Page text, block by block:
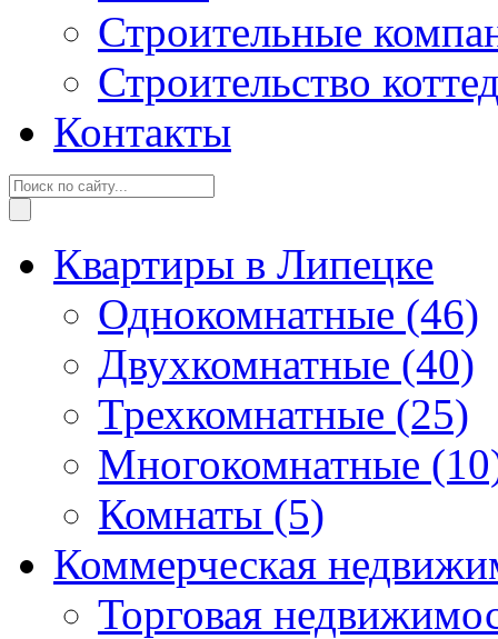
Строительные
Строительство
Контакты
Квартиры в Липецке
Однокомнатные (46)
Двухкомнатные (40)
Трехкомнатные (25)
Многокомнатные
Комнаты (5)
Коммерческая
Торговая